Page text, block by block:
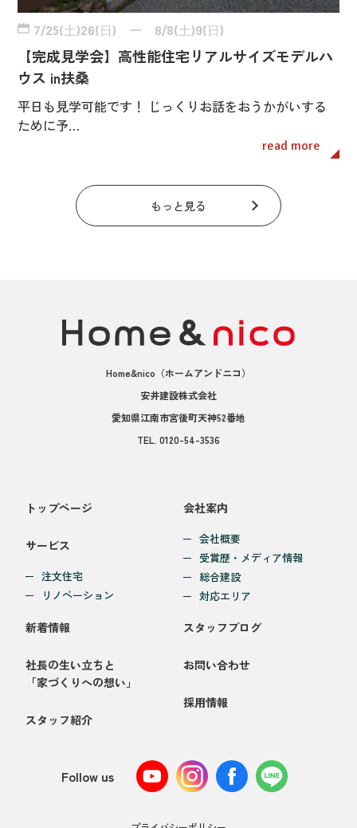
7/25(土)26(日) ー 8/8(土)9(日)
【完成見学会】高性能住宅リアルサイズモデルハ
ウス in扶桑
平日も見学可能です！ じっくりお話をおうかがいする
ために予…
read more
もっと見る
Home&nico （ホームアンドニコ）
安井建設株式会社
愛知県江南市宮後町天神52番地
TEL. 0120-54-3536
トップページ
サービス
注文住宅
リノベーション
会社案内
会社概要
受賞歴・メディア情報
総合建設
対応エリア
新着情報
社長の生い立ちと
「家づくりへの想い」
スタッフ紹介
スタッフブログ
お問い合わせ
採用情報
Follow us